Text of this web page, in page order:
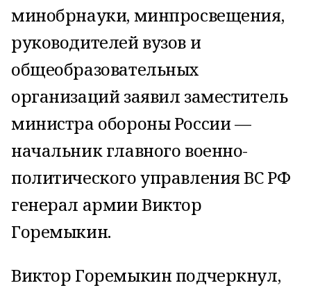
минобрнауки, минпросвещения,
руководителей вузов и
общеобразовательных
организаций заявил заместитель
министра обороны России —
начальник главного военно-
политического управления ВС РФ
генерал армии Виктор
Горемыкин.
Виктор Горемыкин подчеркнул,